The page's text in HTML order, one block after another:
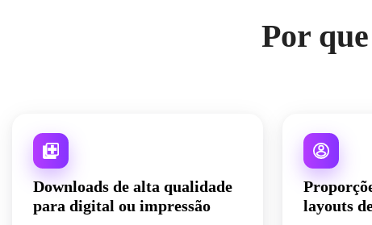
Por
Downloads de alta qualidade
para digital ou impressão
layouts